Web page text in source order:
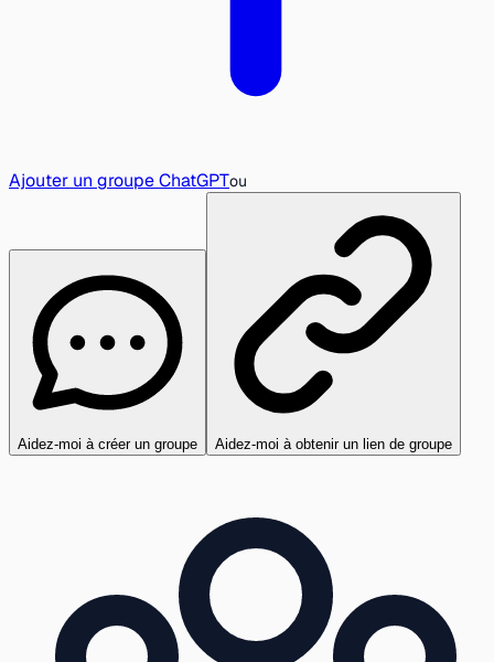
Ajouter un groupe ChatGPTou
Aidez-moi à créer un groupe Aidez-moi à obtenir un lien de groupe